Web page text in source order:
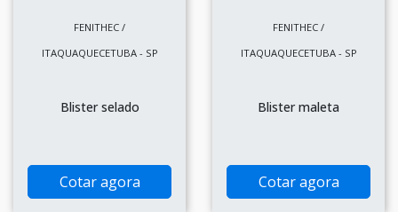
FENITHEC /
ITAQUAQUECETUBA - SP
Blister selado
Cotar agora
FENITHEC /
ITAQUAQUECETUBA - SP
Blister maleta
Cotar agora